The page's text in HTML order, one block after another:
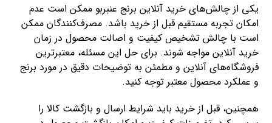
یکی از چالش‌های خرید آنلاین برنج عنبربو ممکن است عدم
امکان تجربه مستقیم قبل از خرید باشد. مصرف‌کنندگان ممکن
است با چالش تشخیص کیفیت و اصالت محصول در زمان
خرید آنلاین مواجه شوند. برای حل این مسئله، معتبرترین
فروشگاه‌های آنلاین و مطمئن به توضیحات دقیق در مورد برنج
و عملکرد محصول معتبر توجه کنید.
همچنین، قبل از خرید باید شرایط ارسال و بازگشت کالا را